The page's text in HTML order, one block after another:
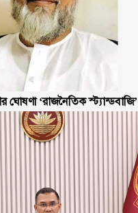
ঘোষণা ‘রাজনৈতিক স্ট্যান্ডবাজি’